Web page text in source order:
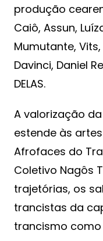
produção
Caiô, Assun,
Mumutante,
Davinci, Daniel
DELAS.
A valorização
estende às
Afrofaces do
Coletivo Nagôs
trajetórias, os
trancistas da
trancismo